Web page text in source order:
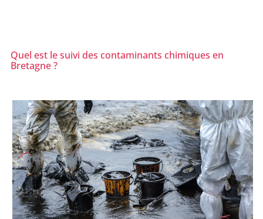
Quel est le suivi des contaminants chimiques en
Bretagne ?